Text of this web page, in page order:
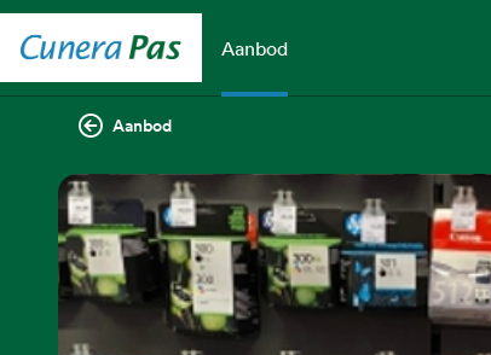
Aanbod
Aanbod